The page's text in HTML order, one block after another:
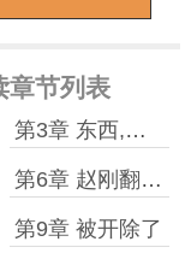
章节列表
第3章 东西,是假的
第6章 赵刚翻脸了
第9章 被开除了